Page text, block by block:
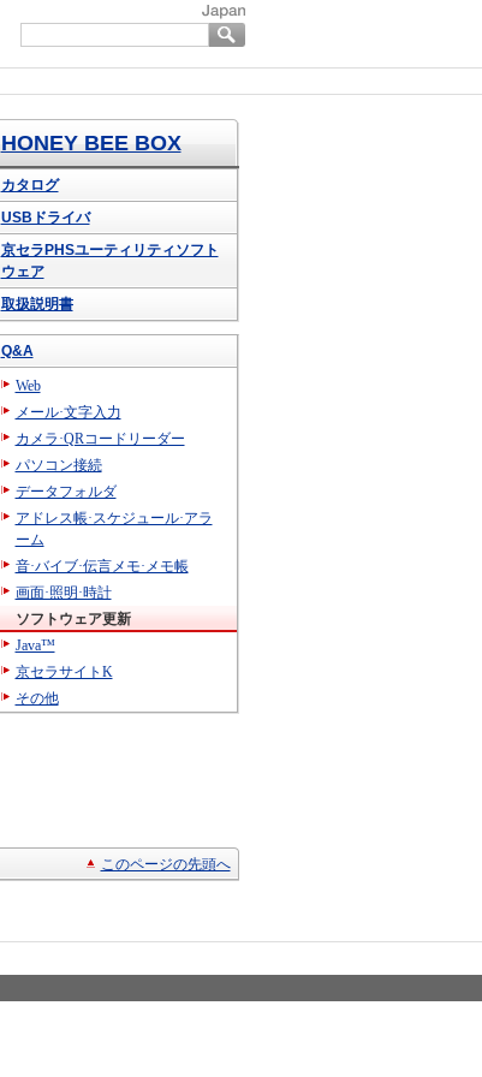
HONEY BEE BOX
カタログ
USBドライバ
京セラPHSユーティリティソフト
ウェア
取扱説明書
Q&A
Web
メール·文字入力
カメラ·QRコードリーダー
パソコン接続
データフォルダ
アドレス帳·スケジュール·アラ
ーム
音·バイブ·伝言メモ·メモ帳
画面·照明·時計
ソフトウェア更新
Java™
京セラサイトK
その他
このページの先頭へ